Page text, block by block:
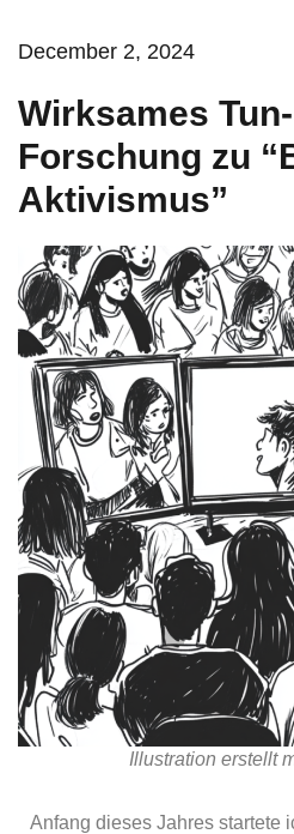
December 2, 2024
Wirksames
Forschung zu
Aktivismus”
Illustration erstellt
Anfang dieses Jahres startete